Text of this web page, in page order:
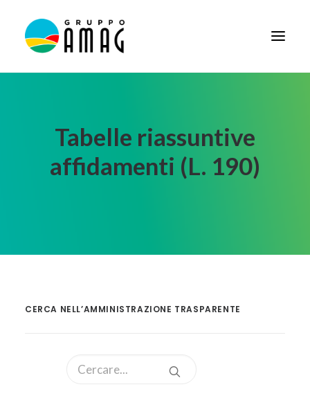
IL GRUPPO
BANDI E AVVISI
CONTATTI
Tabelle riassuntive
affidamenti (L. 190)
CERCA NELL’AMMINISTRAZIONE TRASPARENTE